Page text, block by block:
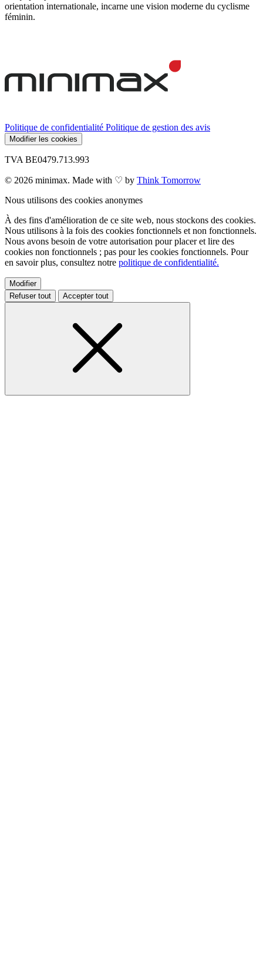
orientation internationale, incarne une vision moderne du cyclisme
féminin.
Politique de confidentialité Politique de gestion des avis
Modifier les cookies
TVA BE0479.713.993
© 2026 minimax. Made with ♡ by Think Tomorrow
Nous utilisons des cookies anonymes
À des fins d'amélioration de ce site web, nous stockons des cookies.
Nous utilisons à la fois des cookies fonctionnels et non fonctionnels.
Nous avons besoin de votre autorisation pour placer et lire des
cookies non fonctionnels ; pas pour les cookies fonctionnels. Pour
en savoir plus, consultez notre politique de confidentialité.
Modifier
Refuser tout
Accepter tout